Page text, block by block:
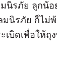
นิรภัย ลูกน้อ
รภัย ก็ไม่พ้
เบิดเพื่อให้ถุ